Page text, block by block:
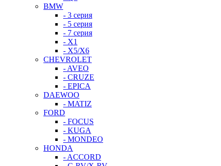
BMW
- 3 серия
- 5 серия
- 7 серия
- X1
- X5/X6
CHEVROLET
- AVEO
- CRUZE
- EPICA
DAEWOO
- MATIZ
FORD
- FOCUS
- KUGA
- MONDEO
HONDA
- ACCORD